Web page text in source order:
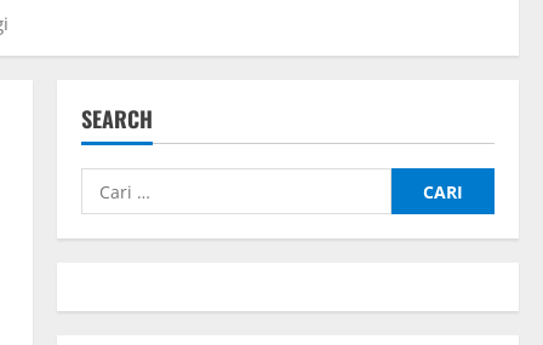
SEARCH
Cari
untuk: